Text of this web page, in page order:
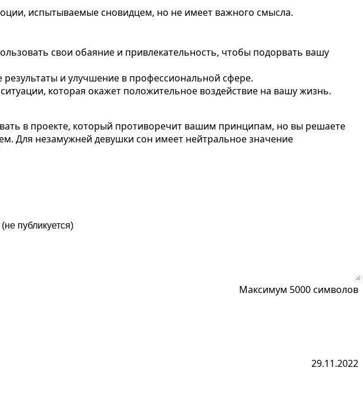
испытываемые сновидцем, но не имеет важного смысла.
свои обаяние и привлекательность, чтобы подорвать вашу
и улучшение в профессиональной сфере.
которая окажет положительное воздействие на вашу жизнь.
в проекте, который противоречит вашим принципам, но вы решаете
Для незамужней девушки сон имеет нейтральное значение
Максимум 5000 символов
29.11.2022